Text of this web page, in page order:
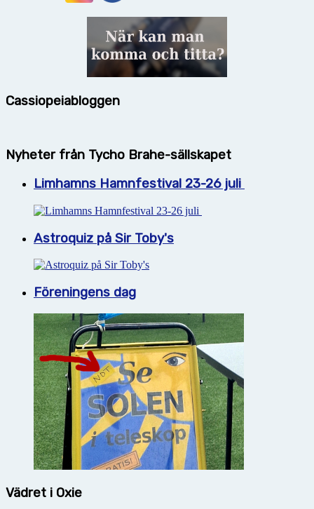
Cassiopeiabloggen
Nyheter från Tycho Brahe-sällskapet
Limhamns Hamnfestival 23-26 juli
Astroquiz på Sir Toby's
Föreningens dag
Vädret i Oxie